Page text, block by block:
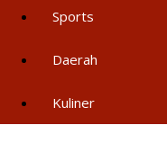
Sports
Daerah
Kuliner